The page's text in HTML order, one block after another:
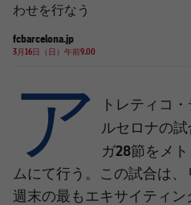
結果
順位表
スケジュール
チケット
結果
PLUSICON
LABEL.ARIA.PLUS
トップチーム
スケジュール
チケット
結果
わせを行なう
fcbarcelona.jp
3月16日（日）午前9.00
ア
トレティコ
ルセロナの
ガ28節をメ
ムにて行う。この試合は
週末の最もエキサイティン